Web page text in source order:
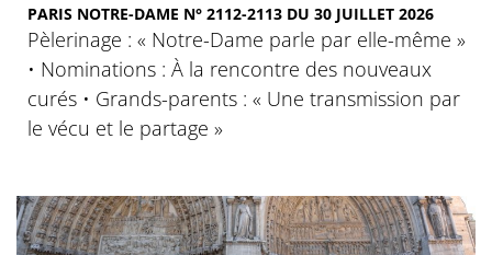
PARIS NOTRE-DAME N° 2112-2113 DU 30 JUILLET 2026
Pèlerinage : « Notre-Dame parle par elle-même »
• Nominations : À la rencontre des nouveaux
curés • Grands-parents : « Une transmission par
le vécu et le partage »